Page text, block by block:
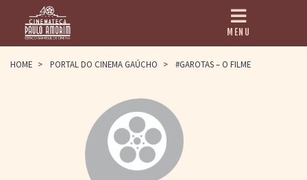
HOME
PAULO AMORIM
> HISTÓRIA
> HOMENAGEADOS
> EQUIPE
> ASSOCIAÇÃO DOS
MENU
HOME > PORTAL DO CINEMA GAÚCHO > #GAROTAS – O FILME